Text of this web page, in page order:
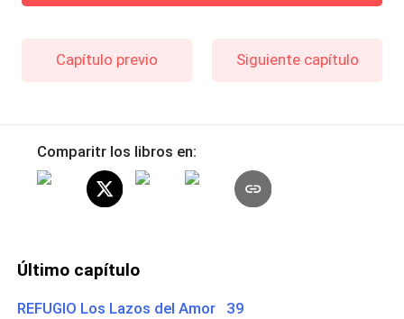
Capítulo previo Siguiente capítulo
Comparitr los libros en:
Último capítulo
REFUGIO Los Lazos del Amor 39